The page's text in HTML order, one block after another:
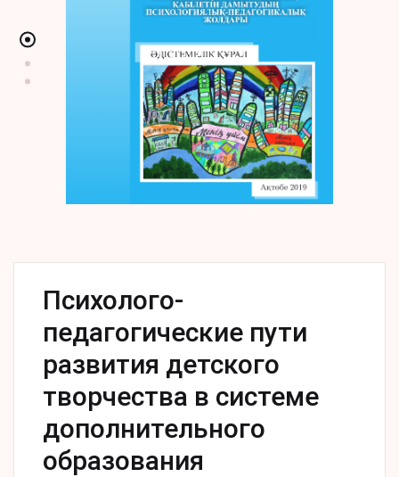
Психолого-
педагогические пути
развития детского
творчества в системе
дополнительного
образования